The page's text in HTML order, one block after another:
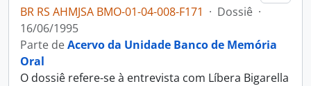
BR RS AHMJSA BMO-01-04-008-F171 · Dossiê ·
16/06/1995
Parte deAcervo da Unidade Banco de Memória
Oral
O dossiê refere-se à entrevista com Líbera Bigarella